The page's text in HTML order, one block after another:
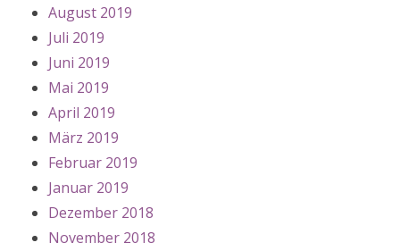
August 2019
Juli 2019
Juni 2019
Mai 2019
April 2019
März 2019
Februar 2019
Januar 2019
Dezember 2018
November 2018